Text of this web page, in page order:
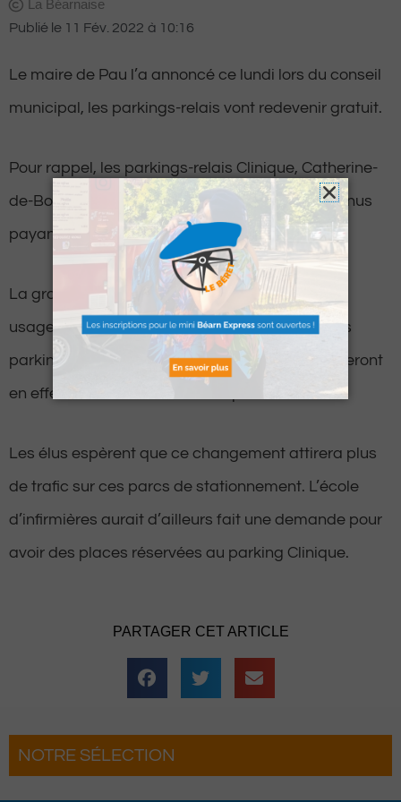
La Béarnaise
Publié le 11 Fév. 2022 à 10:16
Le maire de Pau l’a annoncé ce lundi lors du conseil
municipal, les parkings-relais vont redevenir gratuit.
Pour rappel, les parkings-relais Clinique, Catherine-
de-Bourbon et du Stade du Hameau sont devenus
payants que depuis l’été dernier.
La gratuité de ces 3 parkings, désertés par les
usagers, coïncide avec la hausse des tarifs des
parkings en centre-ville de Pau. Les barrières seront
en effet levées dès le 1er mars prochain.
Les élus espèrent que ce changement attirera plus
de trafic sur ces parcs de stationnement. L’école
d’infirmières aurait d’ailleurs fait une demande pour
avoir des places réservées au parking Clinique.
PARTAGER CET ARTICLE
NOTRE SÉLECTION
Pau : La Fête du Roi fait son grand retour
pour une troisième édition